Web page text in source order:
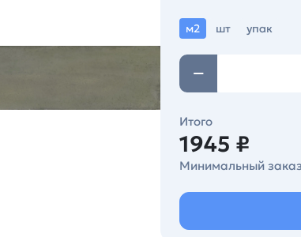
м2 шт упак
Итого
1945 ₽
Минимальный